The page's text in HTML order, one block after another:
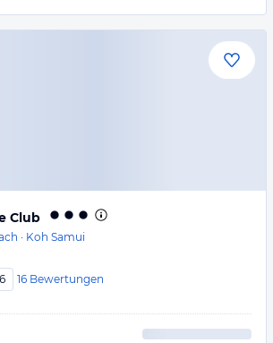
Club
· Koh Samui
16 Bewertungen